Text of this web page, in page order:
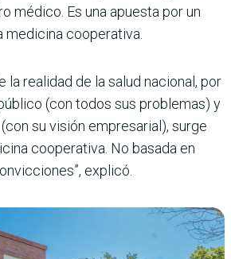
médico. Es una apuesta por un
medicina cooperativa.
la realidad de la salud nacional, por
(con todos sus problemas) y
su visión empresarial), surge
cooperativa. No basada en
explicó.